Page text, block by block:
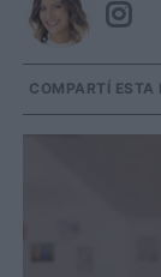
COMPARTÍ ESTA